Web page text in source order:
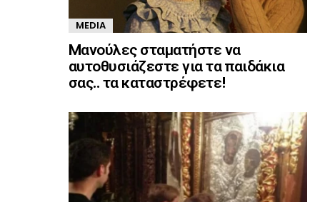
MEDIA
Mανούλες σταματήστε να
αυτοθυσιάζεστε για τα παιδάκια
σας.. τα καταστρέφετε!